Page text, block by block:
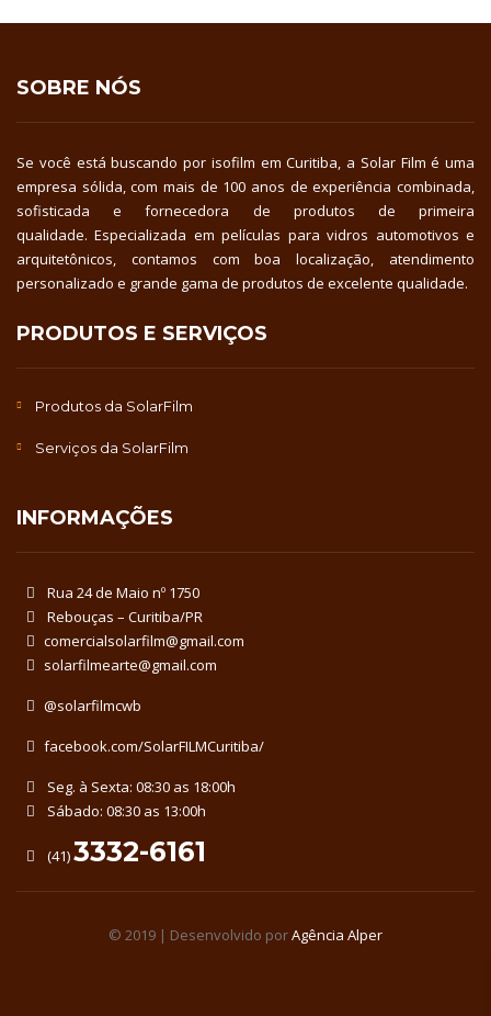
SOBRE NÓS
Se você está buscando por isofilm em Curitiba, a Solar Film é uma
empresa sólida, com mais de 100 anos de experiência combinada,
sofisticada e fornecedora de produtos de primeira
qualidade. Especializada em películas para vidros automotivos e
arquitetônicos, contamos com boa localização, atendimento
personalizado e grande gama de produtos de excelente qualidade.
PRODUTOS E SERVIÇOS
Produtos da SolarFilm
Serviços da SolarFilm
INFORMAÇÕES
Rua 24 de Maio nº 1750
Rebouças – Curitiba/PR
comercialsolarfilm@gmail.com
solarfilmearte@gmail.com
@solarfilmcwb
facebook.com/SolarFILMCuritiba/
Seg. à Sexta: 08:30 as 18:00h
Sábado: 08:30 as 13:00h
(41)3332-6161
© 2019 | Desenvolvido porAgência Alper